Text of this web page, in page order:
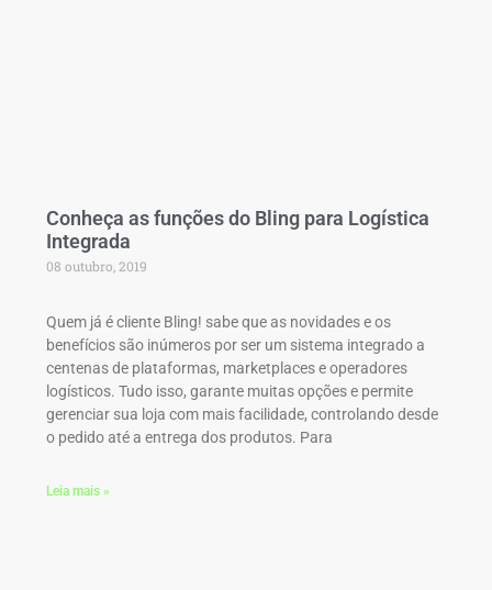
Conheça as funções do Bling para Logística
Integrada
08 outubro, 2019
Quem já é cliente Bling! sabe que as novidades e os
benefícios são inúmeros por ser um sistema integrado a
centenas de plataformas, marketplaces e operadores
logísticos. Tudo isso, garante muitas opções e permite
gerenciar sua loja com mais facilidade, controlando desde
o pedido até a entrega dos produtos. Para
Leia mais »